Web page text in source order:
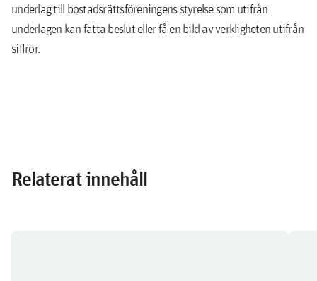
underlag till bostadsrättsföreningens styrelse som utifrån
underlagen kan fatta beslut eller få en bild av verkligheten utifrån
siffror.
Relaterat innehåll